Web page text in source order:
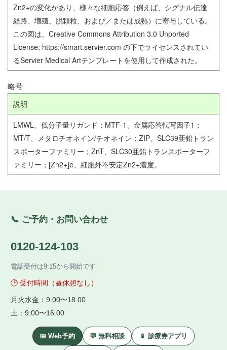
Zn2+の変化があり、様々な細胞応答（例えば、シグナル伝達
経路、増殖、脱顆粒、および／または成熟）に寄与している。
この図は、Creative Commons Attribution 3.0 Unported
License; https://smart.servier.com の下でライセンスされてい
るServier Medical Artテンプレートを使用して作成された。
略号
説明
LMWL、低分子量リガンド；MTF-1、金属応答転写因子1；
MT/T、メタロチオネイン/チオネイン；ZIP、SLC39亜鉛トラン
スポーターファミリー；ZnT、SLC30亜鉛トランスポーターフ
ァミリー；[Zn2+]e、細胞外不安定Zn2+濃度。
📞 ご予約・お問い合わせ
0120-124-103
電話受付は9:15から開始です
🕒 受付時間（昼休憩なし）
月火水金：9:00〜18:00
土：9:00〜16:00
📅 Web予約 💬 無料相談 📱 診療券アプリ